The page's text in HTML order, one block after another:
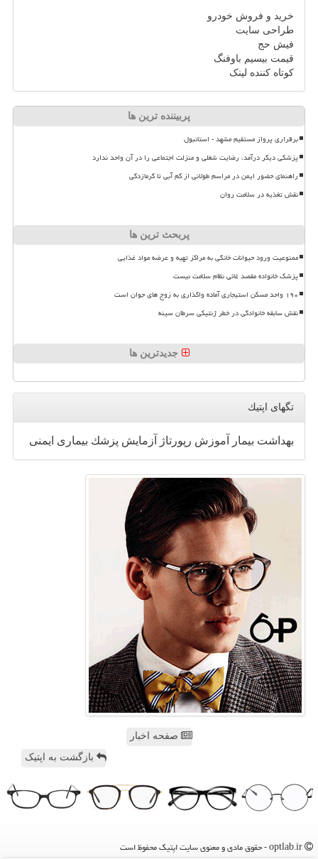
خرید و فروش خودرو
طراحی سایت
فیش حج
قیمت بیسیم باوفنگ
کوتاه کننده لینک
پربیننده ترین ها
برقراری پرواز مستقیم مشهد - استانبول
پزشکی دیگر درآمد، رضایت شغلی و منزلت اجتماعی را در آن واحد ندارد
راهنمای حضور ایمن در مراسم طولانی از کم آبی تا گرمازدگی
نقش تغذیه در سلامت روان
پربحث ترین ها
ممنوعیت ورود حیوانات خانگی به مراکز تهیه و عرضه مواد غذایی
پزشک خانواده مقصد غائی نظام سلامت نیست
۱۹۰ واحد مسکن استیجاری آماده واگذاری به زوج های جوان است
نقش سابقه خانوادگی در خطر ژنتیکی سرطان سینه
جدیدترین ها
تگهای اپتیك
بهداشت بیمار آموزش رپورتاژ آزمایش پزشك بیماری ایمنی
صفحه اخبار
بازگشت به اپتیک